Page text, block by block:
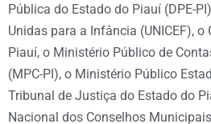
Pública do Estado do Piauí (DPE-
Unidas para a Infância (UNICEF), o
Piauí, o Ministério Público de
(MPC-PI), o Ministério Público
Tribunal de Justiça do Estado do
Nacional dos Conselhos